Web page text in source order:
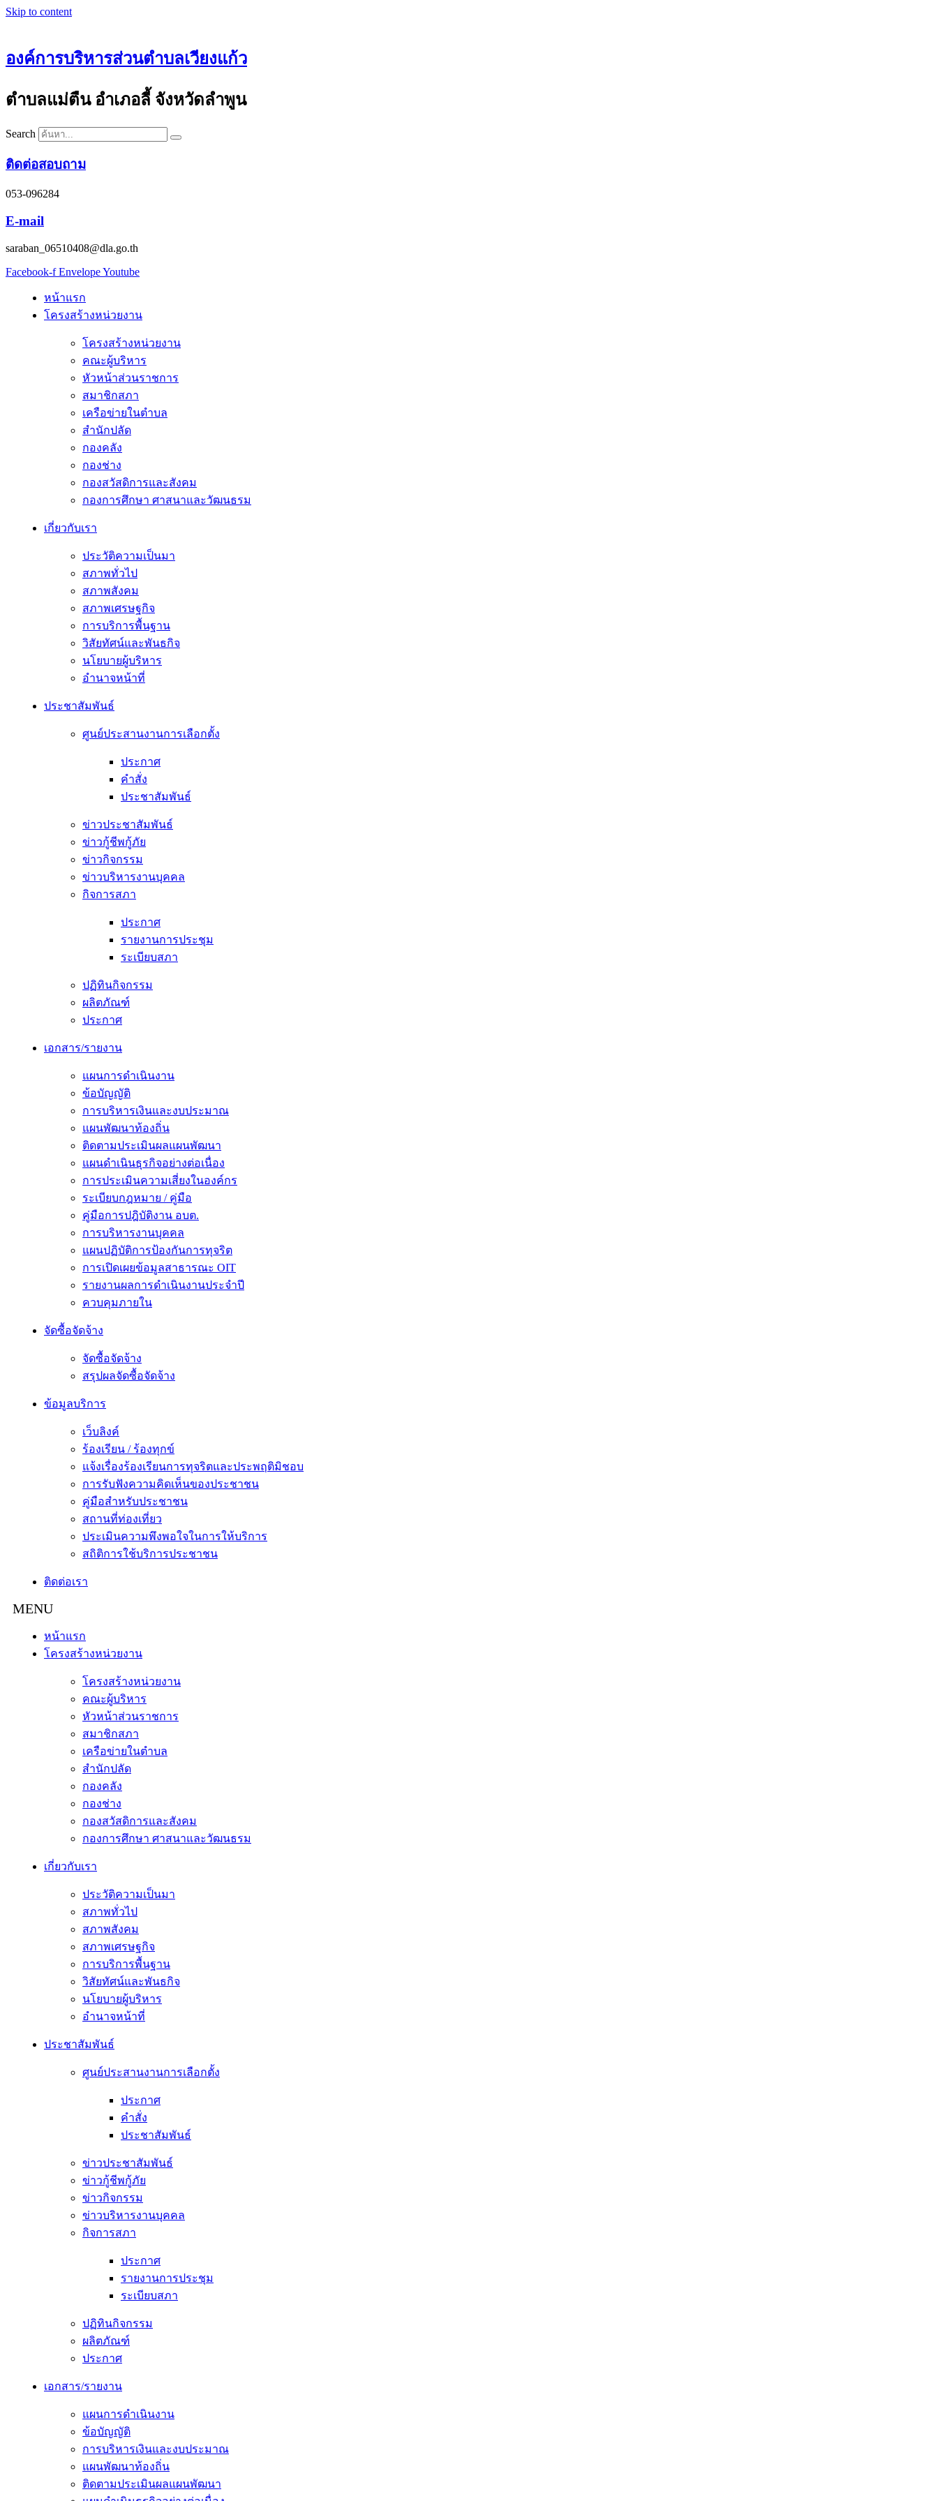
Skip to content
องค์การบริหารส่วนตำบลเวียงแก้ว
ตำบลแม่ตืน อำเภอลี้ จังหวัดลำพูน
Search
ติดต่อสอบถาม
053-096284
E-mail
saraban_06510408@dla.go.th
Facebook-f EnvelopeYoutube
หน้าแรก
โครงสร้างหน่วยงาน
โครงสร้างหน่วยงาน
คณะผู้บริหาร
หัวหน้าส่วนราชการ
สมาชิกสภา
เครือข่ายในตำบล
สำนักปลัด
กองคลัง
กองช่าง
กองสวัสดิการและสังคม
กองการศึกษา ศาสนาและวัฒนธรม
เกี่ยวกับเรา
ประวัติความเป็นมา
สภาพทั่วไป
สภาพสังคม
สภาพเศรษฐกิจ
การบริการพื้นฐาน
วิสัยทัศน์และพันธกิจ
นโยบายผู้บริหาร
อํานาจหน้าที่
ประชาสัมพันธ์
ศูนย์ประสานงานการเลือกตั้ง
ประกาศ
คำสั่ง
ประชาสัมพันธ์
ข่าวประชาสัมพันธ์
ข่าวกู้ชีพกู้ภัย
ข่าวกิจกรรม
ข่าวบริหารงานบุคคล
กิจการสภา
ประกาศ
รายงานการประชุม
ระเบียบสภา
ปฏิทินกิจกรรม
ผลิตภัณฑ์
ประกาศ
เอกสาร/รายงาน
แผนการดำเนินงาน
ข้อบัญญัติ
การบริหารเงินและงบประมาณ
แผนพัฒนาท้องถิ่น
ติดตามประเมินผลแผนพัฒนา
แผนดำเนินธุรกิจอย่างต่อเนื่อง
การประเมินความเสี่ยงในองค์กร
ระเบียบกฎหมาย / คู่มือ
คู่มือการปฎิบัติงาน อบต.
การบริหารงานบุคคล
แผนปฏิบัติการป้องกันการทุจริต
การเปิดเผยข้อมูลสาธารณะ OIT
รายงานผลการดำเนินงานประจำปี
ควบคุมภายใน
จัดซื้อจัดจ้าง
จัดซื้อจัดจ้าง
สรุปผลจัดซื้อจัดจ้าง
ข้อมูลบริการ
เว็บลิงค์
ร้องเรียน / ร้องทุกข์
แจ้งเรื่องร้องเรียนการทุจริตและประพฤติมิชอบ
การรับฟังความคิดเห็นของประชาชน
คู่มือสำหรับประชาชน
สถานที่ท่องเที่ยว
ประเมินความพึงพอใจในการให้บริการ
สถิติการใช้บริการประชาชน
ติดต่อเรา
หน้าแรก
โครงสร้างหน่วยงาน
โครงสร้างหน่วยงาน
คณะผู้บริหาร
หัวหน้าส่วนราชการ
สมาชิกสภา
เครือข่ายในตำบล
สำนักปลัด
กองคลัง
กองช่าง
กองสวัสดิการและสังคม
กองการศึกษา ศาสนาและวัฒนธรม
เกี่ยวกับเรา
ประวัติความเป็นมา
สภาพทั่วไป
สภาพสังคม
สภาพเศรษฐกิจ
การบริการพื้นฐาน
วิสัยทัศน์และพันธกิจ
นโยบายผู้บริหาร
อํานาจหน้าที่
ประชาสัมพันธ์
ศูนย์ประสานงานการเลือกตั้ง
ประกาศ
คำสั่ง
ประชาสัมพันธ์
ข่าวประชาสัมพันธ์
ข่าวกู้ชีพกู้ภัย
ข่าวกิจกรรม
ข่าวบริหารงานบุคคล
กิจการสภา
ประกาศ
รายงานการประชุม
ระเบียบสภา
ปฏิทินกิจกรรม
ผลิตภัณฑ์
ประกาศ
เอกสาร/รายงาน
แผนการดำเนินงาน
ข้อบัญญัติ
การบริหารเงินและงบประมาณ
แผนพัฒนาท้องถิ่น
ติดตามประเมินผลแผนพัฒนา